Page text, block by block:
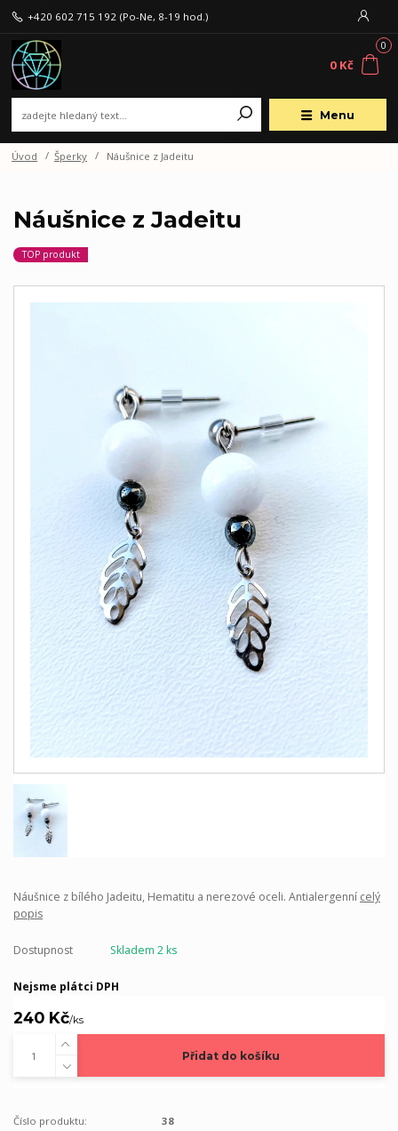
Menu
+420 602 715 192 (Po-Ne, 8-19 hod.)
0
0 Kč
Úvod Šperky Náušnice z Jadeitu
Náušnice z Jadeitu
TOP produkt
Náušnice z bílého Jadeitu, Hematitu a nerezové oceli. Antialergenní celý
popis
Dostupnost Skladem 2 ks
Nejsme plátci DPH
240 Kč/ks
Přidat do košíku
Číslo produktu: 38